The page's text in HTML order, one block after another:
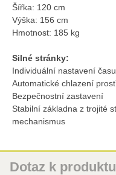
Šířka: 120 cm
Výška: 156 cm
Hmotnost: 185 kg
Silné stránky:
Individuální nastavení
Automatické chlazení
Bezpečnostní zastavení
Stabilní základna z trojité
mechanismus
Dotaz k produktu